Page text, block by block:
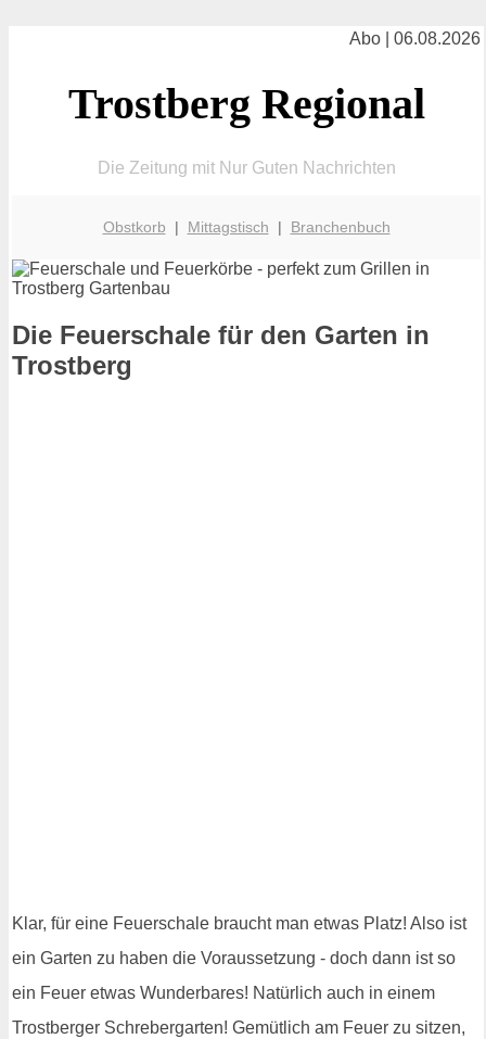
Abo | 06.08.2026
Trostberg Regional
Die Zeitung mit Nur Guten Nachrichten
Obstkorb | Mittagstisch | Branchenbuch
Die Feuerschale für den Garten in
Trostberg
Klar, für eine Feuerschale braucht man etwas Platz! Also ist
ein Garten zu haben die Voraussetzung - doch dann ist so
ein Feuer etwas Wunderbares! Natürlich auch in einem
Trostberger Schrebergarten! Gemütlich am Feuer zu sitzen,